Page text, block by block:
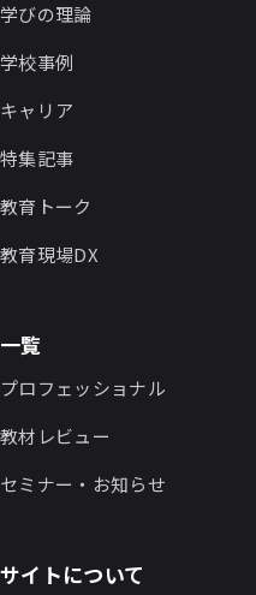
学びの理論
学校事例
キャリア
特集記事
教育トーク
教育現場DX
一覧
プロフェッショナル
教材レビュー
セミナー・お知らせ
サイトについて